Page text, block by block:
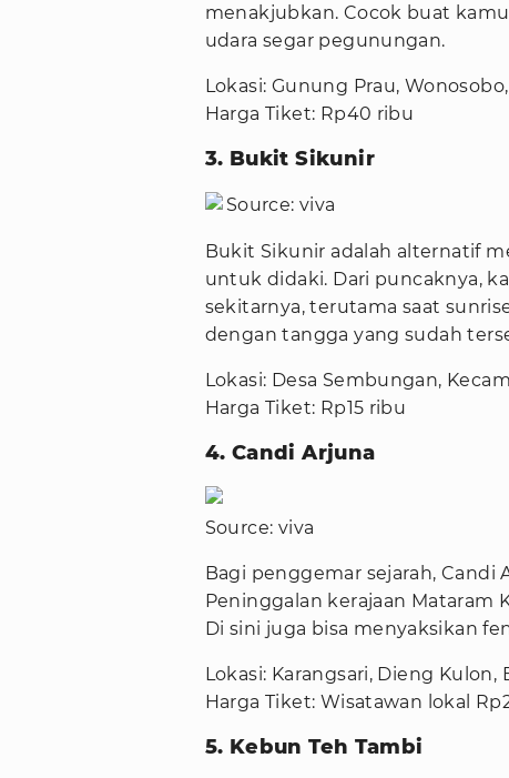
menakjubkan. Cocok buat
udara segar pegunungan.
Lokasi: Gunung Prau,
Harga Tiket: Rp40 ribu
3. Bukit Sikunir
Source: viva
Bukit Sikunir adalah alternatif
untuk didaki. Dari puncaknya,
sekitarnya, terutama saat
dengan tangga yang sudah
Lokasi: Desa Sembungan,
Harga Tiket: Rp15 ribu
4. Candi Arjuna
Source: viva
Bagi penggemar sejarah, Candi
Peninggalan kerajaan Mataram
Di sini juga bisa menyaksikan
Lokasi: Karangsari, Dieng Kulon,
Harga Tiket: Wisatawan lokal
5. Kebun Teh Tambi